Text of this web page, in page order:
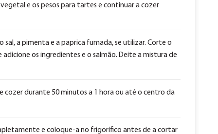
e os pesos para tartes e continuar a cozer
a pimenta e a paprica fumada, se utilizar. Corte o
os ingredientes e o salmão. Deite a mistura de
cozer durante 50 minutos a 1 hora ou até o centro da
e coloque-a no frigorífico antes de a cortar